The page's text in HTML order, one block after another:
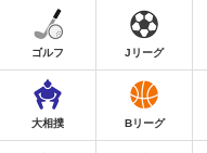
ゴルフ Jリーグ
大相撲 Bリーグ